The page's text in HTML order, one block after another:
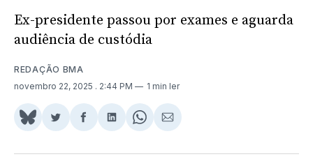
Ex-presidente passou por exames e aguarda
audiência de custódia
REDAÇÃO BMA
novembro 22, 2025 . 2:44 PM 1 min ler
Share
BlueSky
Compartilhar
Twitter
Compartilhar
Facebook
Compartilhar
LinkedIn
Share
WhatsApp
Compartilhar
Email